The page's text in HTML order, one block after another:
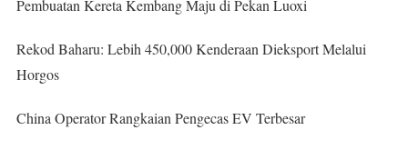
Pembuatan Kereta Kembang Maju di Pekan Luoxi
Rekod Baharu: Lebih 450,000 Kenderaan Dieksport Melalui
Horgos
China Operator Rangkaian Pengecas EV Terbesar